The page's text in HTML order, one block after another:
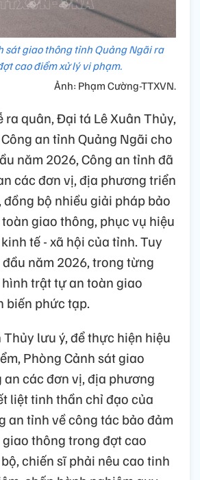
sát giao thông tỉnh Quảng Ngãi ra
cao điểm xử lý vi phạm.
Ảnh: Phạm Cường-TTXVN.
ra quân, Đại tá Lê Xuân Thủy,
an tỉnh Quảng Ngãi cho
năm 2026, Công an tỉnh đã
các đơn vị, địa phương triển
bộ nhiều giải pháp bảo
giao thông, phục vụ hiệu
tế - xã hội của tỉnh. Tuy
năm 2026, trong từng
trật tự an toàn giao
biến phức tạp.
lưu ý, để thực hiện hiệu
Phòng Cảnh sát giao
an các đơn vị, địa phương
liệt tinh thần chỉ đạo của
an tỉnh về công tác bảo đảm
thông trong đợt cao
chiến sĩ phải nêu cao tinh